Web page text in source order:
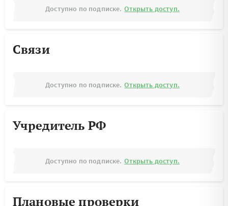
Доступно по подписке. Открыть доступ.
Связи
Доступно по подписке. Открыть доступ.
Учредитель РФ
Доступно по подписке. Открыть доступ.
Плановые проверки